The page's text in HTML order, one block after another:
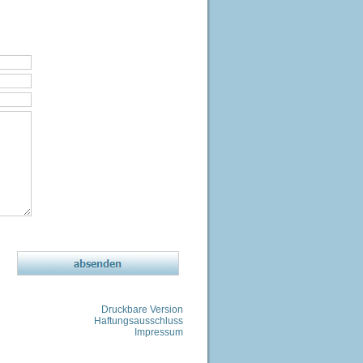
Druckbare Version
Haftungsausschluss
Impressum